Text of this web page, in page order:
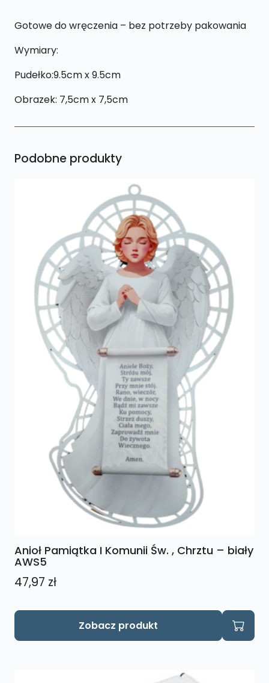
Gotowe do wręczenia – bez potrzeby pakowania
Wymiary:
Pudełko:9.5cm x 9.5cm
Obrazek: 7,5cm x 7,5cm
Podobne produkty
Anioł Pamiątka I Komunii Św. , Chrztu – biały
AWS5
47,97 zł
Zobacz produkt